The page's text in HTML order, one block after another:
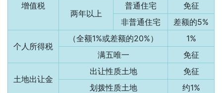
增值税
两年以上
普通住宅
免征
非普通住宅
差额的5%
个人所得税
（全额1%或差额的20%）
1%
满五唯一
免征
土地出让金
出让性质土地
免征
划拨性质土地
约1%